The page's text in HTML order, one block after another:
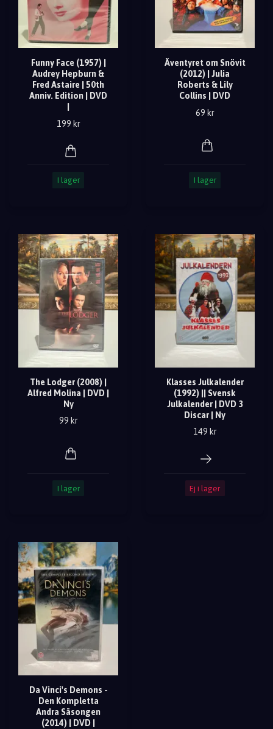
Funny Face (1957) |
Audrey Hepburn &
Fred Astaire | 50th
Anniv. Edition | DVD
199 kr
I lager
Äventyret om Snövit
(2012) | Julia
Roberts & Lily
Collins | DVD
69 kr
I lager
The Lodger (2008) |
Alfred Molina | DVD |
Ny
99 kr
I lager
Klasses Julkalender
(1992) || Svensk
Julkalender | DVD 3
Discar | Ny
149 kr
Ej i lager
Da Vinci's Demons -
Den Kompletta
Andra Säsongen
(2014) | DVD |